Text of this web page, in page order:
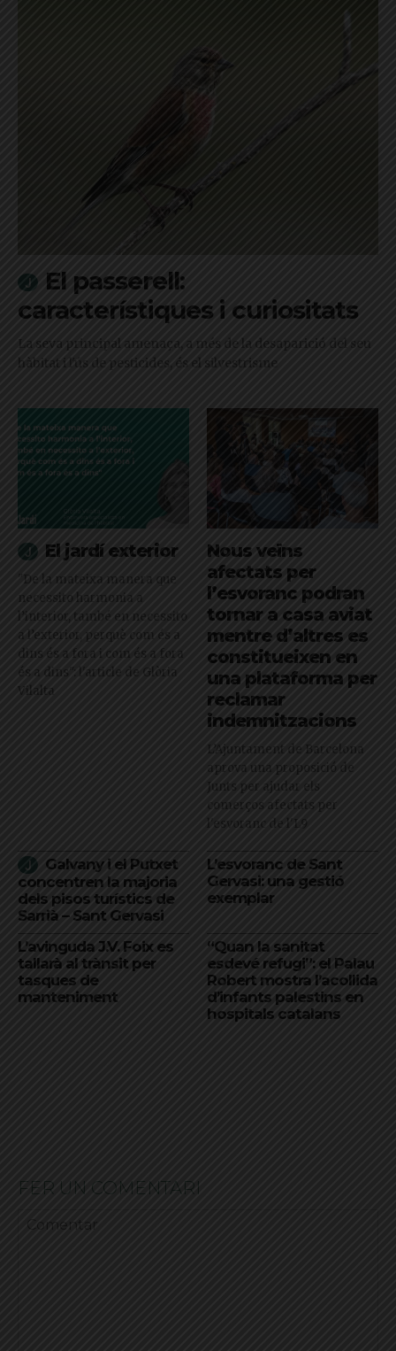
El passerell:
característiques i curiositats
La seva principal amenaça, a més de la desaparició del seu
hàbitat i l'ús de pesticides, és el silvestrisme
El jardí exterior
"De la mateixa manera que
necessito harmonia a
l’interior, també en necessito
a l’exterior, perquè com és a
dins és a fora i com és a fora
és a dins": l'article de Glòria
Vilalta
Nous veïns
afectats per
l’esvoranc podran
tornar a casa aviat
mentre d’altres es
constitueixen en
una plataforma per
reclamar
indemnitzacions
L’Ajuntament de Barcelona
aprova una proposició de
Junts per ajudar els
comerços afectats per
l'esvoranc de l'L9
Galvany i el Putxet
concentren la majoria
dels pisos turístics de
Sarrià – Sant Gervasi
L’esvoranc de Sant
Gervasi: una gestió
exemplar
L’avinguda J.V. Foix es
tallarà al trànsit per
tasques de
manteniment
“Quan la sanitat
esdevé refugi”: el Palau
Robert mostra l’acollida
d’infants palestins en
hospitals catalans
FER UN COMENTARI